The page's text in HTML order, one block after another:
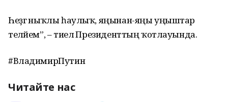
Һеҙгә ныҡлы һаулыҡ, яңынан-яңы уңыштар
теләйем”, – тиелә Президенттың ҡотлауында.
#ВладимирПутин
Читайте нас